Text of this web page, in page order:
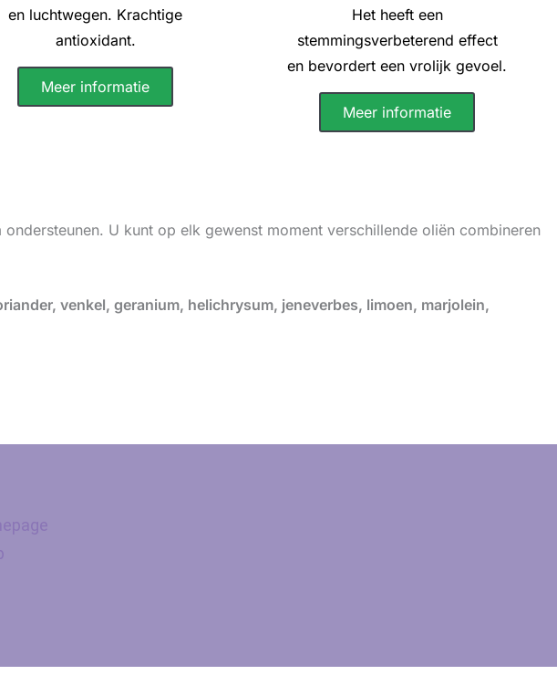
en luchtwegen. Krachtige
antioxidant.
Meer informatie
Het heeft een
stemmingsverbeterend effect
en bevordert een vrolijk gevoel.
Meer informatie
U kunt op elk gewenst moment verschillende oliën combineren
venkel, geranium, helichrysum, jeneverbes, limoen, marjolein,